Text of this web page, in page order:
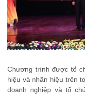
Chương trình được tổ
hiệu và nhãn hiệu trên
doanh nghiệp và tổ